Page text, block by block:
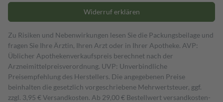
Widerruf erklären
Zu Risiken und Nebenwirkungen lesen Sie die Packungsbeilage und
fragen Sie Ihre Ärztin, Ihren Arzt oder in Ihrer Apotheke. AVP:
Üblicher Apothekenverkaufspreis berechnet nach der
Arzneimittelpreisverordnung. UVP: Unverbindliche
Preisempfehlung des Herstellers. Die angegebenen Preise
beinhalten die gesetzlich vorgeschriebene Mehrwertsteuer, ggf.
zzgl. 3,95 € Versandkosten. Ab 29,00 € Bestell­wert versand­kosten­